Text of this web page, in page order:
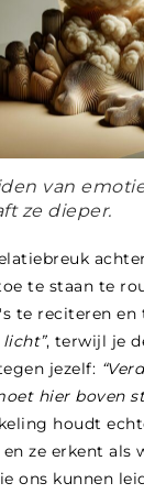
van
ze dieper.
te staan te
te reciteren en
, terwijl je
jezelf:
hier boven
houdt
ze erkent als
ons kunnen